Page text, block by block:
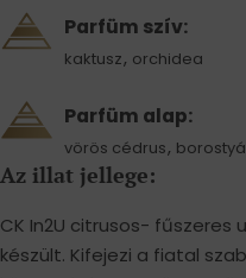
Parfüm szív:
kaktusz, orchidea
Parfüm alap:
vörös cédrus,
Az illat jellege:
CK In2U citrusos-
készült. Kifejezi a fiatal